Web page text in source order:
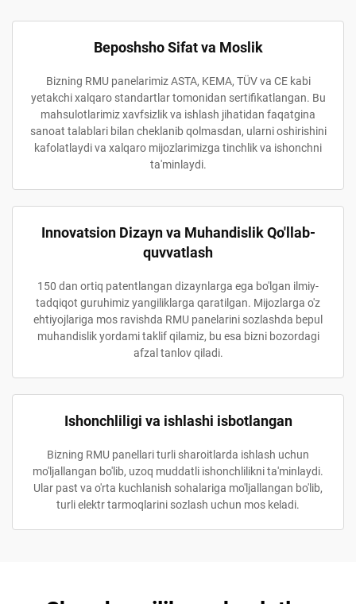
Beposhsho Sifat va Moslik
Bizning RMU panelarimiz ASTA, KEMA, TÜV va CE kabi
yetakchi xalqaro standartlar tomonidan sertifikatlangan. Bu
mahsulotlarimiz xavfsizlik va ishlash jihatidan faqatgina
sanoat talablari bilan cheklanib qolmasdan, ularni oshirishini
kafolatlaydi va xalqaro mijozlarimizga tinchlik va ishonchni
ta'minlaydi.
Innovatsion Dizayn va Muhandislik Qo'llab-
quvvatlash
150 dan ortiq patentlangan dizaynlarga ega bo'lgan ilmiy-
tadqiqot guruhimiz yangiliklarga qaratilgan. Mijozlarga o'z
ehtiyojlariga mos ravishda RMU panelarini sozlashda bepul
muhandislik yordami taklif qilamiz, bu esa bizni bozordagi
afzal tanlov qiladi.
Ishonchliligi va ishlashi isbotlangan
Bizning RMU panellari turli sharoitlarda ishlash uchun
mo'ljallangan bo'lib, uzoq muddatli ishonchlilikni ta'minlaydi.
Ular past va o'rta kuchlanish sohalariga mo'ljallangan bo'lib,
turli elektr tarmoqlarini sozlash uchun mos keladi.